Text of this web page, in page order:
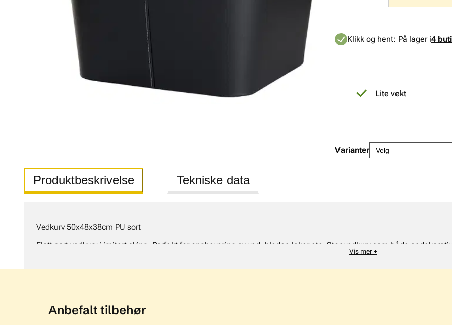
Klikk og hent: På lager i4
Lite vekt
Varianter
Produktbeskrivelse Tekniske data
Vedkurv 50x48x38cm PU sort
Flott sort vedkurv i imitert skinn. Perfekt for oppbevaring av ved, blader, leker etc. Stor vedkurv som både er
Vis mer +
Anbefalt tilbehør